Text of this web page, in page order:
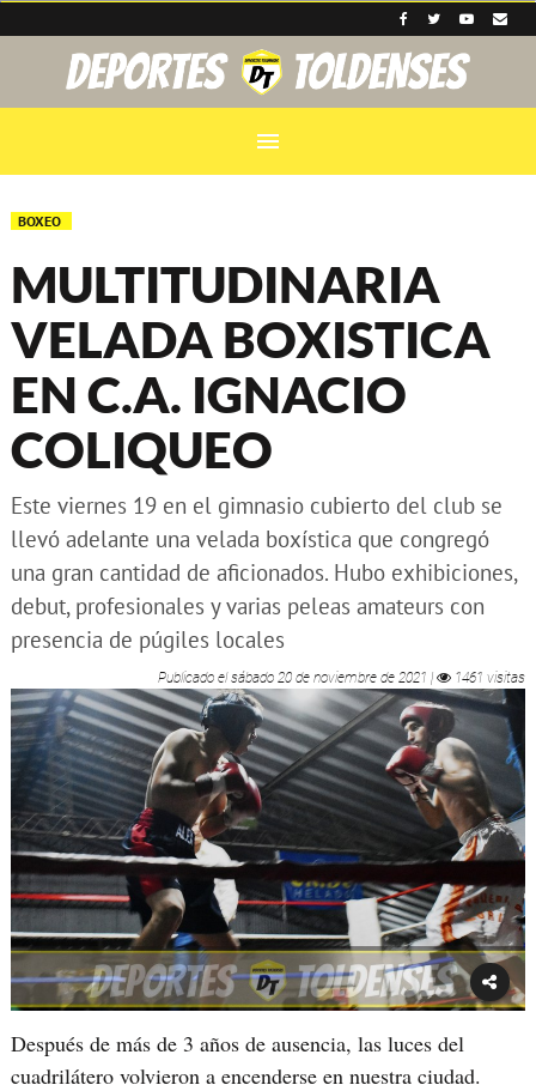
menu
BOXEO
MULTITUDINARIA
VELADA BOXISTICA
EN C.A. IGNACIO
COLIQUEO
Este viernes 19 en el gimnasio cubierto del club se
llevó adelante una velada boxística que congregó
una gran cantidad de aficionados. Hubo exhibiciones,
debut, profesionales y varias peleas amateurs con
presencia de púgiles locales
Publicado elsábado 20 de noviembre de 2021 | 1461 visitas
Después de más de 3 años de ausencia, las luces del
cuadrilátero volvieron a encenderse en nuestra ciudad.